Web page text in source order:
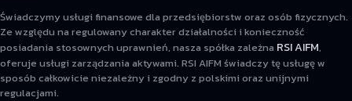
Świadczymy usługi finansowe dla przedsiębiorstw oraz osób fizycznych.
Ze względu na regulowany charakter działalności i konieczność
posiadania stosownych uprawnień, nasza spółka zależna RSI AIFM,
oferuje usługi zarządzania aktywami. RSI AIFM świadczy tę usługę w
sposób całkowicie niezależny i zgodny z polskimi oraz unijnymi
regulacjami.